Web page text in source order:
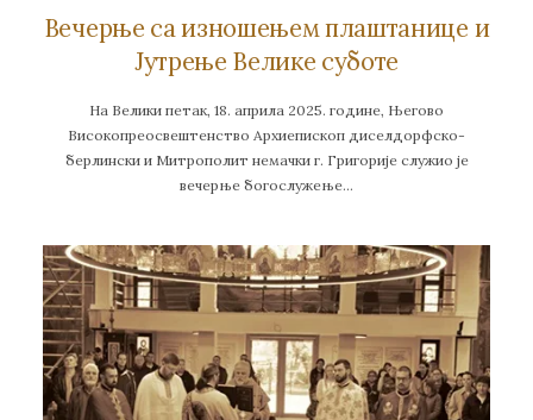
Вечерње са изношењем плаштанице и
Јутрење Велике суботе
На Велики петак, 18. априла 2025. године, Његово
Високопреосвештенство Архиепископ диселдорфско-
берлински и Митрополит немачки г. Григорије служио је
вечерње богослужење…